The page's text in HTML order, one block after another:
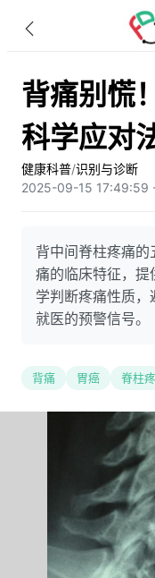
背痛别慌
科学应对
健康科普/识别与诊断
2025-09-15 17:49:59
背中间脊柱疼痛
痛的临床特征，
学判断疼痛性质
就医的预警信号。
背痛 胃癌 脊柱